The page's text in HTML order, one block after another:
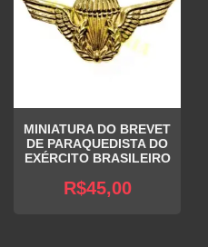
MINIATURA DO BREVET
DE PARAQUEDISTA DO
EXÉRCITO BRASILEIRO
R$45,00